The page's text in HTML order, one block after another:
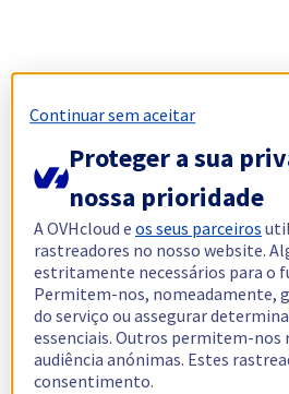
Continuar sem aceitar
Proteger a sua
nossa prioridade
A OVHcloud eos seus parceiros
rastreadores no nosso website.
estritamente necessários para o
Permitem-nos, nomeadamente,
do serviço ou assegurar
essenciais. Outros permitem-nos
audiência anónimas. Estes
consentimento.